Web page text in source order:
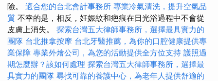
險。 適合您的台北會計事務所 專業冷氣清洗，提升空氣品
質 不幸的是，相反，妊娠紋和疤痕在日光浴過程中不會從
皮膚上消失。 探索台灣五大律師事務所，選擇最具實力的
團隊 台北推拿按摩 台北牙醫推薦，為你的口腔健康提供專
業保障 專業外燴公司，為您的活動提供全方位支持 護照過
期怎麼辦？該如何處理 探索台灣五大律師事務所，選擇最
具實力的團隊 尋找可靠的養護中心，為老年人提供舒適的